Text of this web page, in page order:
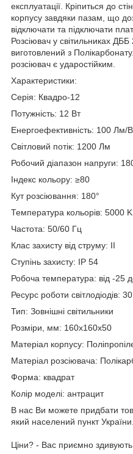
експлуатації. Кріпиться до
корпусу завдяки пазам, що
відключати та підключати
Розсіювач у світильниках
виготовлений з
розсіювач є ударостійким.
Характеристики:
Серія: Квадро-12
Потужність: 12 Вт
Енергоефективність: 100 Лм/
Світловий потік: 1200 Лм
Робочий діапазон напруги:
Індекс кольору: ≥80
Кут розсіювання: 180°
Температура кольорів: 5000 K
Частота: 50/60 Гц
Клас захисту від струму: II
Ступінь захисту: IP 54
Робоча температура: від -25
Ресурс роботи світлодіодів:
Тип: Зовнішні світильники
Розміри, мм: 160х160х50
Матеріал корпусу:
Матеріал розсіювача:
Форма: квадрат
Колір моделі: антрацит
В наc Ви можете придбати
який населений пункт України.
Ціни? - Вас приємно здивують